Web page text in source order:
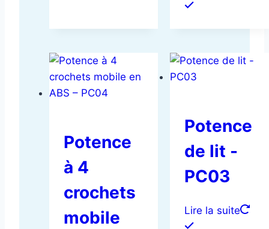
Potence
à 4
crochets
mobile
Potence
de lit -
PC03
Lire la suite